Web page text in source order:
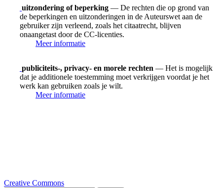
uitzondering of beperking — De rechten die op grond van
de beperkingen en uitzonderingen in de Auteurswet aan de
gebruiker zijn verleend, zoals het citaatrecht, blijven
onaangetast door de CC-licenties.
Meer informatie
publiciteits-, privacy- en morele rechten — Het is mogelijk
dat je additionele toestemming moet verkrijgen voordat je het
werk kan gebruiken zoals je wilt.
Meer informatie
Creative Commons